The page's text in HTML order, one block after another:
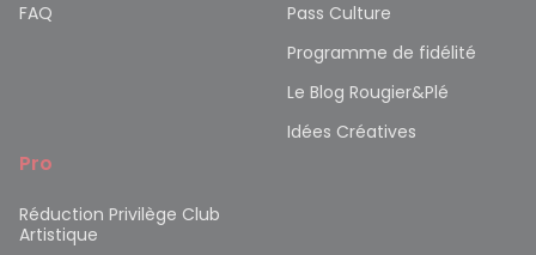
FAQ
Pass Culture
Programme de fidélité
Le Blog Rougier&Plé
Idées Créatives
Pro
Réduction Privilège Club
Artistique